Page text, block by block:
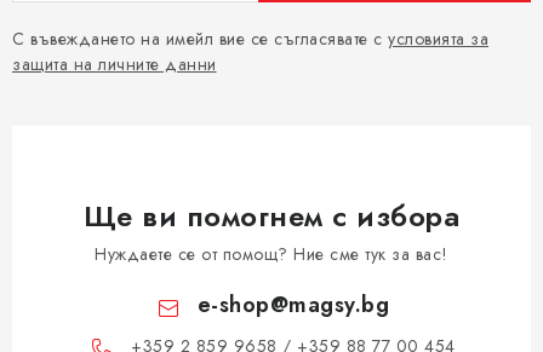
С въвеждането на имейл вие се съгласявате с условията за
защита на личните данни
Ще ви помогнем с избора
Нуждаете се от помощ? Ние сме тук за вас!
e-shop@magsy.bg
+359 2 859 9658 / +359 88 77 00 454